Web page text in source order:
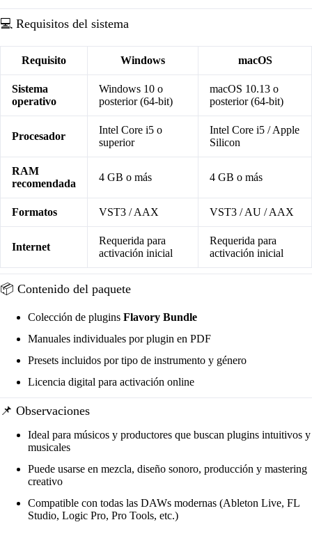
💻 Requisitos del sistema
Requisito Windows macOS
Sistema
operativo
Windows 10 o
posterior (64-bit)
macOS 10.13 o
posterior (64-bit)
Procesador
Intel Core i5 o
superior
Intel Core i5 / Apple
Silicon
RAM
recomendada
4 GB o más 4 GB o más
Formatos VST3 / AAX VST3 / AU / AAX
Internet
Requerida para
activación inicial
Requerida para
activación inicial
📦 Contenido del paquete
Colección de plugins Flavory Bundle
Manuales individuales por plugin en PDF
Presets incluidos por tipo de instrumento y género
Licencia digital para activación online
📌 Observaciones
Ideal para músicos y productores que buscan plugins intuitivos y
musicales
Puede usarse en mezcla, diseño sonoro, producción y mastering
creativo
Compatible con todas las DAWs modernas (Ableton Live, FL
Studio, Logic Pro, Pro Tools, etc.)